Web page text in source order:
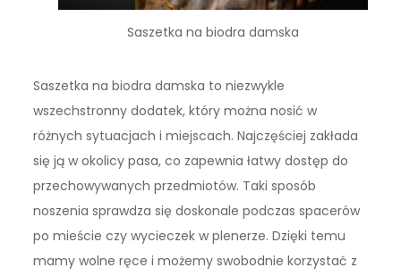
Saszetka na biodra damska
Saszetka na biodra damska to niezwykle
wszechstronny dodatek, który można nosić w
różnych sytuacjach i miejscach. Najczęściej zakłada
się ją w okolicy pasa, co zapewnia łatwy dostęp do
przechowywanych przedmiotów. Taki sposób
noszenia sprawdza się doskonale podczas spacerów
po mieście czy wycieczek w plenerze. Dzięki temu
mamy wolne ręce i możemy swobodnie korzystać z